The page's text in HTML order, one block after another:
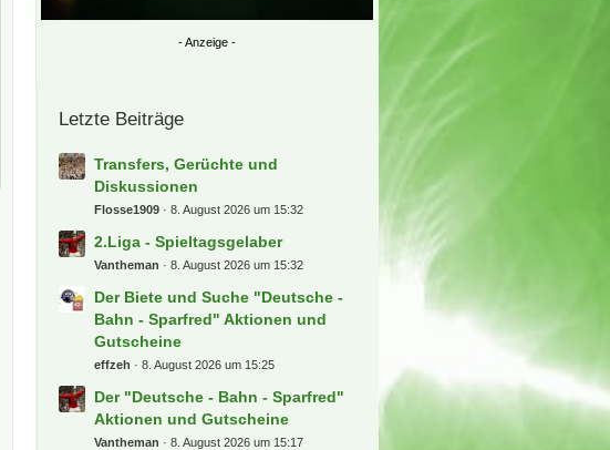
Letzte Beiträge
Transfers, Gerüchte und
Diskussionen
Flosse1909 8. August 2026 um 15:32
2.Liga - Spieltagsgelaber
Vantheman 8. August 2026 um 15:32
Der Biete und Suche "Deutsche -
Bahn - Sparfred" Aktionen und
Gutscheine
effzeh 8. August 2026 um 15:25
Der "Deutsche - Bahn - Sparfred"
Aktionen und Gutscheine
Vantheman 8. August 2026 um 15:17